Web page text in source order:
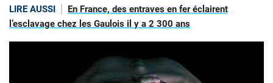
LIRE AUSSI
En France, des entraves en fer éclairent
l’esclavage chez les Gaulois il y a 2 300 ans